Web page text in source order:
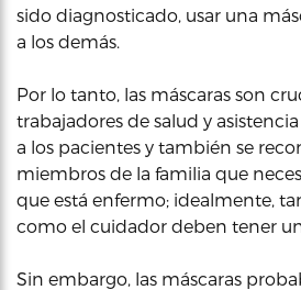
sido diagnosticado, usar una
a los demás.
Por lo tanto, las máscaras son
trabajadores de salud y
a los pacientes y también se
miembros de la familia que
que está enfermo; idealmente,
como el cuidador deben tener
Sin embargo, las máscaras